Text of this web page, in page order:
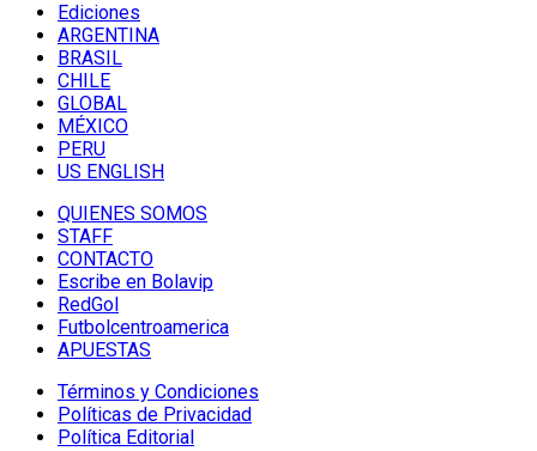
Ediciones
ARGENTINA
BRASIL
CHILE
GLOBAL
MÉXICO
PERU
US ENGLISH
QUIENES SOMOS
STAFF
CONTACTO
Escribe en Bolavip
RedGol
Futbolcentroamerica
APUESTAS
Términos y Condiciones
Políticas de Privacidad
Política Editorial